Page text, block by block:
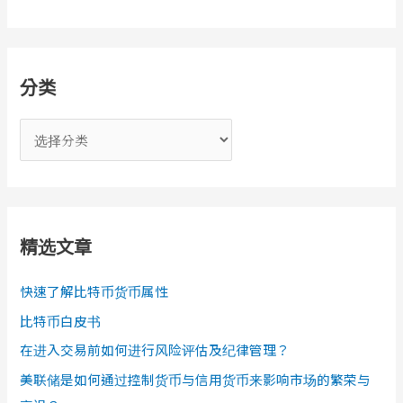
分类
类
精选文章
快速了解比特币货币属性
比特币白皮书
在进入交易前如何进行风险评估及纪律管理？
美联储是如何通过控制货币与信用货币来影响市场的繁荣与